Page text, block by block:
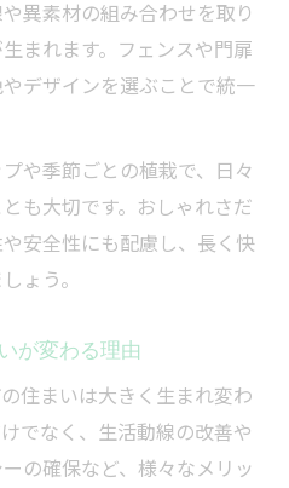
異素材の組み合わせを取り
まれます。フェンスや門扉
デザインを選ぶことで統一
や季節ごとの植栽で、日々
も大切です。おしゃれさだ
安全性にも配慮し、長く快
ょう。
が変わる理由
住まいは大きく生まれ変わ
でなく、生活動線の改善や
の確保など、様々なメリッ